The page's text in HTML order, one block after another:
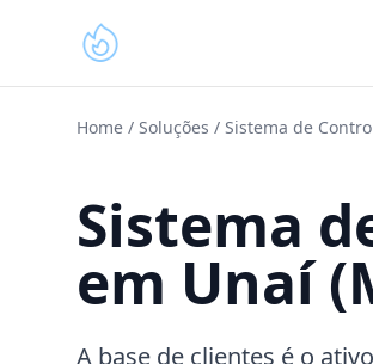
Home / Soluções / Sistema de
Sistema
em Unaí
A base de clientes é o